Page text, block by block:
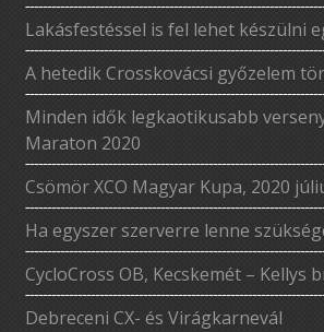
Lakásfestéssel is fel lehet készülni
A hetedik Crosskovácsi győzelem
Minden idők legkaotikusabb
Maraton 2020
Csömör XCO Magyar Kupa, 2020
Ha egyszer szerverre lenne
CycloCross OB, Kecskemét – Kellys
Debreceni CX- és Virágkarnevál